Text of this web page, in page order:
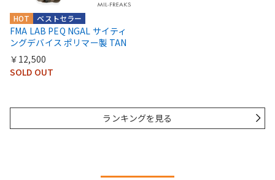
ベストセラー
HOT
FMA LAB PEQ NGAL サイティ
ングデバイス ポリマー製 TAN
￥12,500
SOLD OUT
ランキングを見る